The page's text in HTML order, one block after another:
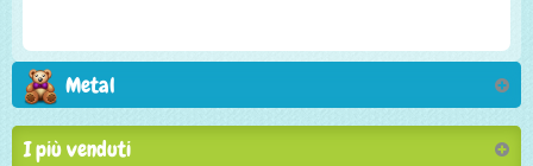
Metal
I più venduti